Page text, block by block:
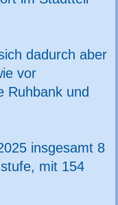
dadurch aber
vor
Ruhbank und
insgesamt 8
mit 154